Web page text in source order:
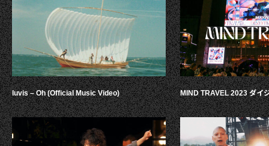
luvis – Oh (Official Music Video) MIND TRAVEL 2023 ダイ